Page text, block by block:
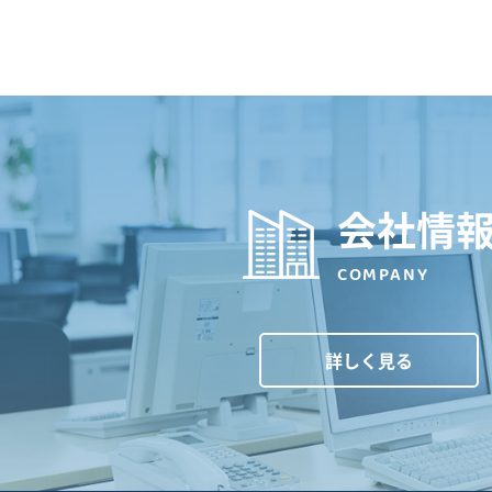
会社情
COMPANY
詳しく見る